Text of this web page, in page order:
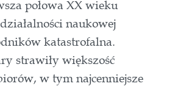
połowa XX wieku
naukowej
katastrofalna.
strawiły większość
w tym najcenniejsze